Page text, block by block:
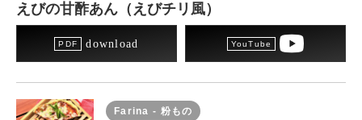
えびの甘酢あん（えびチリ風）
download
Farina - 粉もの